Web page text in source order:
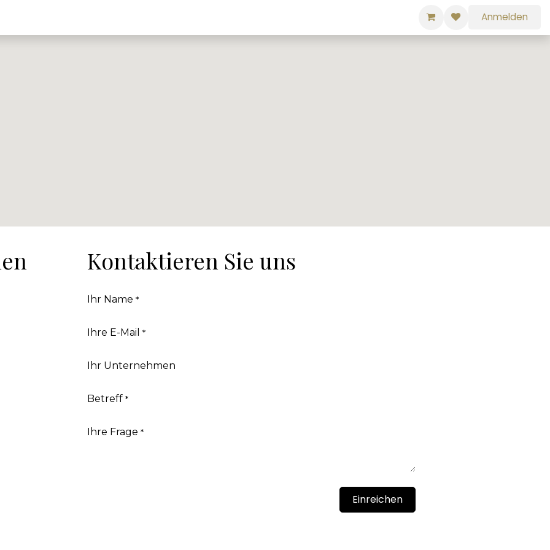
Anmelden
Kontaktieren Sie uns
Ihr Name *
Ihre E-Mail *
Ihr Unternehmen
Betreff*
Ihre Frage *
Einreichen